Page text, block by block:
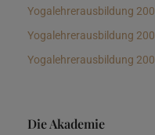
Yogalehrerausbildung
Yogalehrerausbildung
Yogalehrerausbildung
Die Akademie